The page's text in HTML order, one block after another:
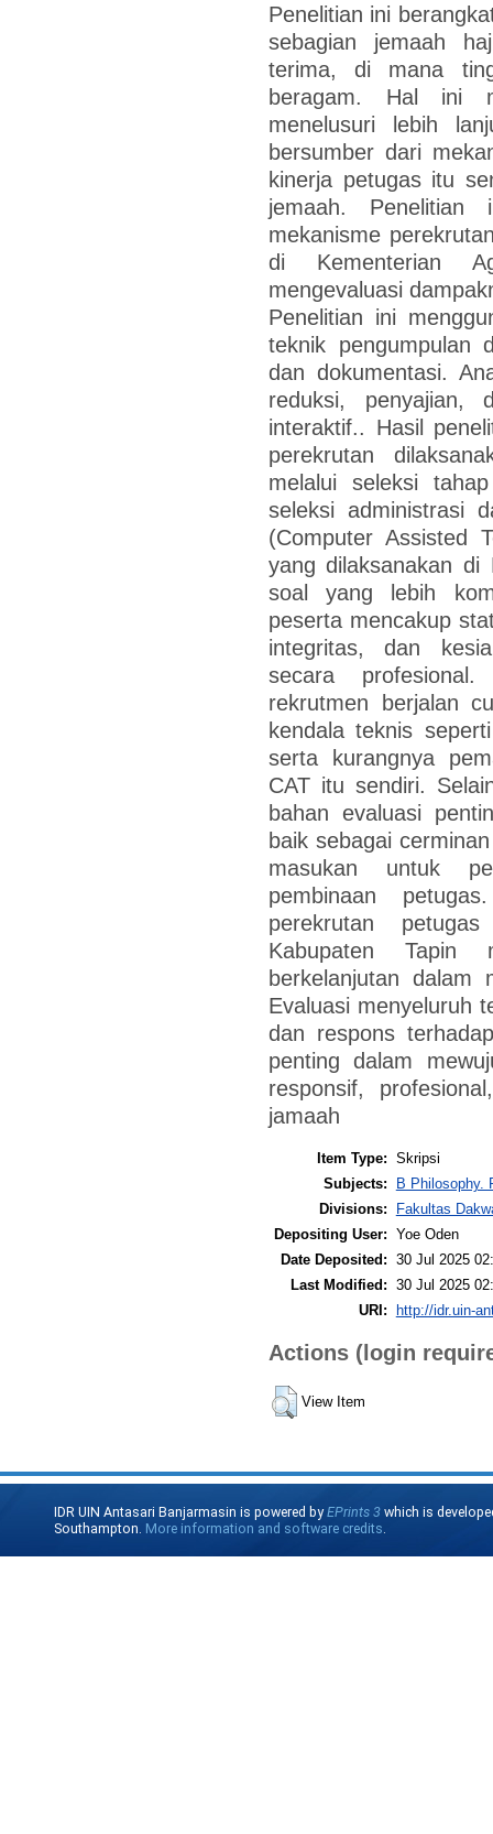
Penelitian ini
sebagian jemaah
terima, di mana
beragam. Hal ini
menelusuri lebih
bersumber dari
kinerja petugas itu
jemaah. Penelitian
mekanisme
di Kementerian
mengevaluasi
Penelitian ini
teknik pengumpulan
dan dokumentasi.
reduksi, penyajian,
interaktif.. Hasil
perekrutan
melalui seleksi
seleksi administrasi
(Computer Assisted
yang dilaksanakan di
soal yang lebih
peserta mencakup
integritas, dan
secara
rekrutmen berjalan
kendala teknis
serta kurangnya
CAT itu sendiri.
bahan evaluasi
baik sebagai
masukan untuk
pembinaan
perekrutan
Kabupaten Tapin
berkelanjutan dalam
Evaluasi menyeluruh
dan respons
penting dalam
responsif,
jamaah
Item Type: Skripsi
Subjects:
B Philosophy.
Divisions:
Fakultas
Depositing User: Yoe Oden
Date Deposited: 30 Jul 2025
Last Modified: 30 Jul 2025
URI: http://idr.uin-
Actions (login
View Item
IDR UIN Antasari Banjarmasin is powered byEPrints 3 which is
Southampton. More information and software credits.